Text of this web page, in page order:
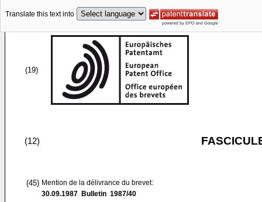
Translate this text into
(19)
(12)
(45) Mention de la délivrance du brevet:
30.09.1987 Bulletin 1987/40